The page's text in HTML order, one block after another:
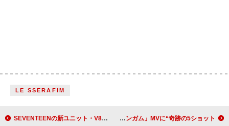
LE SSERAFIM
SEVENTEENの新ユニット・V8、1stミニアルバム『V8』ティザー映像を公開 すりぃ×KANA-BOON、コラボ曲「チューインガム」MVに“奇跡の5ショット”